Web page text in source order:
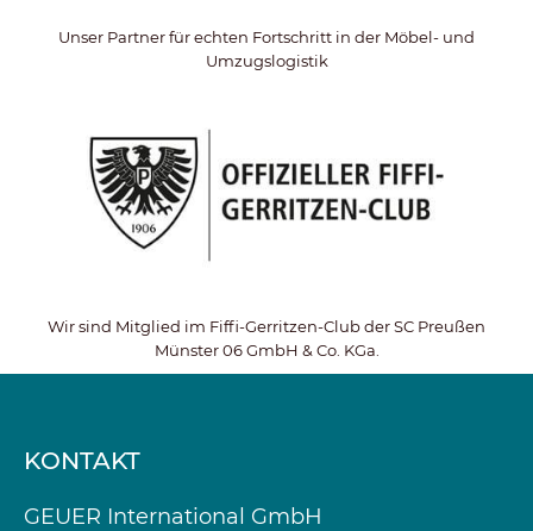
Unser Partner für echten Fortschritt in der Möbel- und
Umzugslogistik
Wir sind Mitglied im Fiffi-Gerritzen-Club der SC Preußen
Münster 06 GmbH & Co. KGa.
KONTAKT
GEUER International GmbH